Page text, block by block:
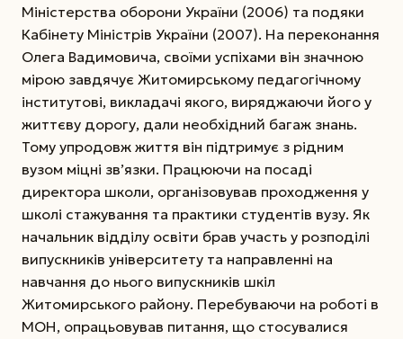
Міністерства оборони України (2006) та подяки
Кабінету Міністрів України (2007). На переконання
Олега Вадимовича, своїми успіхами він значною
мірою завдячує Житомирському педагогічному
інститутові, викладачі якого, виряджаючи його у
життєву дорогу, дали необхідний багаж знань.
Тому упродовж життя він підтримує з рідним
вузом міцні зв’язки. Працюючи на посаді
директора школи, організовував проходження у
школі стажування та практики студентів вузу. Як
начальник відділу освіти брав участь у розподілі
випускників університету та направленні на
навчання до нього випускників шкіл
Житомирського району. Перебуваючи на роботі в
МОН, опрацьовував питання, що стосувалися